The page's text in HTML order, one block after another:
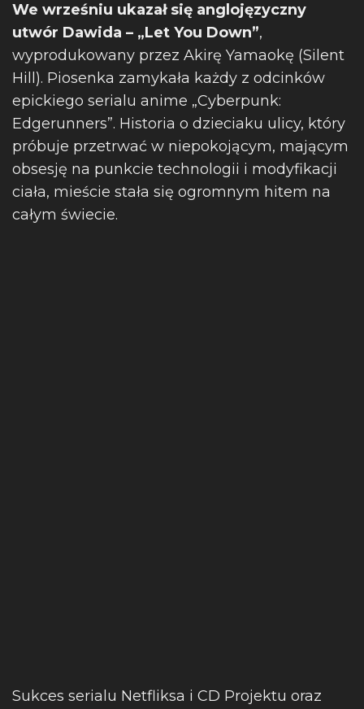
We wrześniu ukazał się anglojęzyczny
utwór Dawida – „Let You Down”,
wyprodukowany przez Akirę Yamaokę (Silent
Hill). Piosenka zamykała każdy z odcinków
epickiego serialu anime „Cyberpunk:
Edgerunners”. Historia o dzieciaku ulicy, który
próbuje przetrwać w niepokojącym, mającym
obsesję na punkcie technologii i modyfikacji
ciała, mieście stała się ogromnym hitem na
całym świecie.
Sukces serialu Netfliksa i CD Projektu oraz